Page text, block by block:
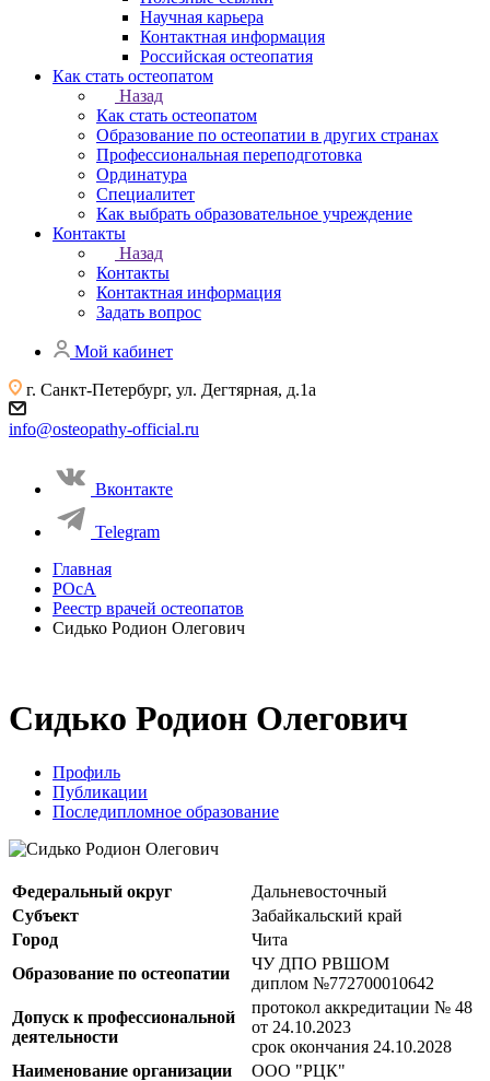
Научная карьера
Контактная информация
Российская остеопатия
Как стать остеопатом
Назад
Как стать остеопатом
Образование по остеопатии в других странах
Профессиональная переподготовка
Ординатура
Специалитет
Как выбрать образовательное учреждение
Контакты
Назад
Контакты
Контактная информация
Задать вопрос
Мой кабинет
г. Санкт-Петербург, ул. Дегтярная, д.1а
info@osteopathy-official.ru
Вконтакте
Telegram
Главная
РОсА
Реестр врачей остеопатов
Сидько Родион Олегович
Сидько Родион Олегович
Профиль
Публикации
Последипломное образование
Федеральный округ
Дальневосточный
Субъект
Забайкальский край
Город
Чита
Образование по остеопатии
ЧУ ДПО РВШОМ
диплом №772700010642
Допуск к профессиональной
деятельности
протокол аккредитации № 48
от 24.10.2023
срок окончания 24.10.2028
Наименование организации
OOO "РЦК"